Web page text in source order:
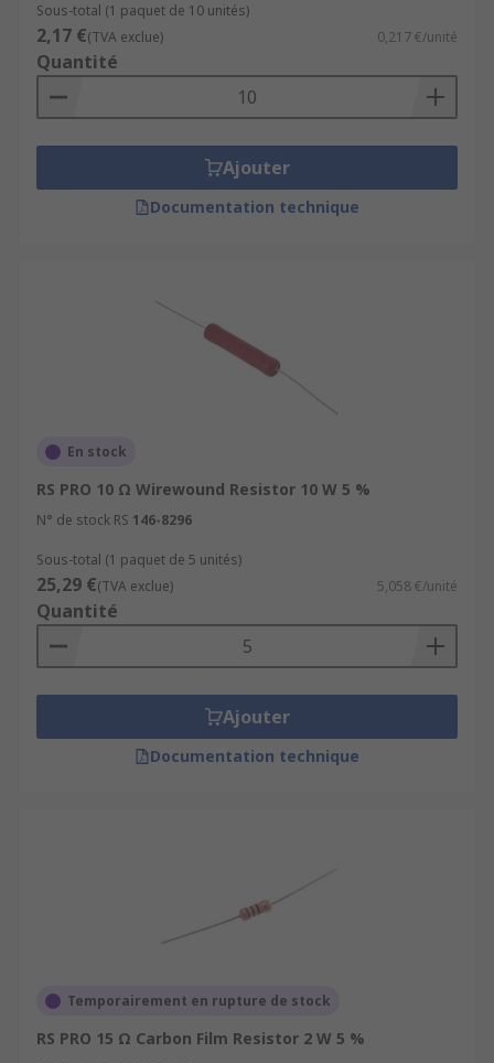
Sous-total (1 paquet de 10 unités)
2,17 €(TVA exclue) 0,217 €/unité
Quantité
Ajouter
Documentation technique
En stock
RS PRO 10 Ω Wirewound Resistor 10 W 5 %
N° de stock RS 146-8296
Sous-total (1 paquet de 5 unités)
25,29 €(TVA exclue) 5,058 €/unité
Quantité
Ajouter
Documentation technique
Temporairement en rupture de stock
RS PRO 15 Ω Carbon Film Resistor 2 W 5 %